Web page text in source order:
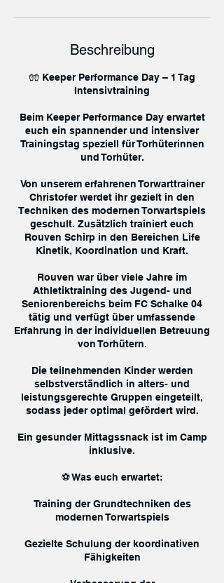
Beschreibung
🧤 Keeper Performance Day – 1 Tag
Intensivtraining
Beim Keeper Performance Day erwartet
euch ein spannender und intensiver
Trainingstag speziell für Torhüterinnen
und Torhüter.
Von unserem erfahrenen Torwarttrainer
Christofer werdet ihr gezielt in den
Techniken des modernen Torwartspiels
geschult. Zusätzlich trainiert euch
Rouven Schirp in den Bereichen Life
Kinetik, Koordination und Kraft.
Rouven war über viele Jahre im
Athletiktraining des Jugend- und
Seniorenbereichs beim FC Schalke 04
tätig und verfügt über umfassende
Erfahrung in der individuellen Betreuung
von Torhütern.
Die teilnehmenden Kinder werden
selbstverständlich in alters- und
leistungsgerechte Gruppen eingeteilt,
sodass jeder optimal gefördert wird.
Ein gesunder Mittagssnack ist im Camp
inklusive.
⚽ Was euch erwartet:
Training der Grundtechniken des
modernen Torwartspiels
Gezielte Schulung der koordinativen
Fähigkeiten